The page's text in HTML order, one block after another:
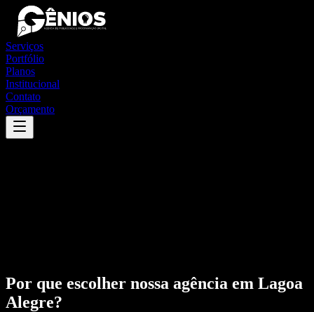
Serviços
Portfólio
Planos
Institucional
Contato
Orçamento
Por que escolher nossa agência em Lagoa
Alegre?